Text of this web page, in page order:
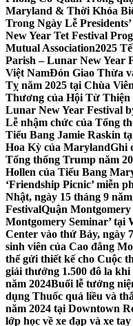
Maryland & Thời Khóa
Trong Ngày Lễ
New Year Tet Festival
Mutual Association2025
Parish – Lunar New Year
Việt NamĐón Giao Thừa
Tỵ năm 2025 tại Chùa
Thương của Hội Từ Thiện
Lunar New Year Festival
Lễ nhậm chức của Tổng
Tiểu Bang Jamie Raskin
Hoa Kỳ của MarylandGhi
Tổng thống Trump năm
Hollen của Tiểu Bang
‘Friendship Picnic’ miễn
Nhật, ngày 15 tháng 9
FestivalQuận Montgomery
Montgomery Seminar’ tại
Center vào thứ Bảy, ngày
sinh viên của Cao đẳng
thể gửi thiết kế cho Cuộc
giải thưởng 1.500 đô la
năm 2024Buổi lễ tưởng
dụng Thuốc quá liều và
năm 2024 tại Downtown
lớp học về xe đạp và xe